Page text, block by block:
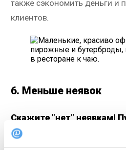
также сэкономить деньги и
клиентов.
6. Меньше неявок
Скажите "нет" неявкам!
плохо для бизнеса,